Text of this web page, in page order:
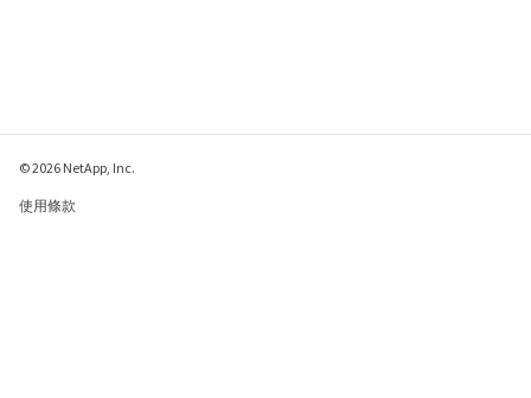
© 2026 NetApp, Inc.
使用條款